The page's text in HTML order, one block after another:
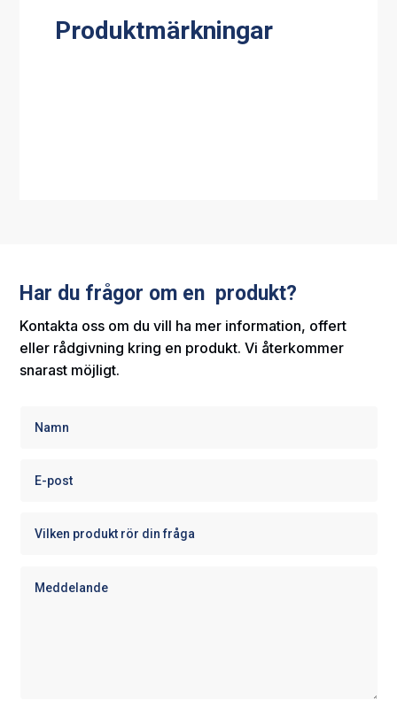
Produktmärkningar
Har du frågor om en produkt?
Kontakta oss om du vill ha mer information, offert
eller rådgivning kring en produkt. Vi återkommer
snarast möjligt.